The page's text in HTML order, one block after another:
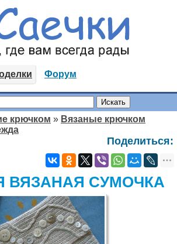
Форум
крючком » Вязаные крючком
Поделиться:
ВЯЗАНАЯ СУМОЧКА